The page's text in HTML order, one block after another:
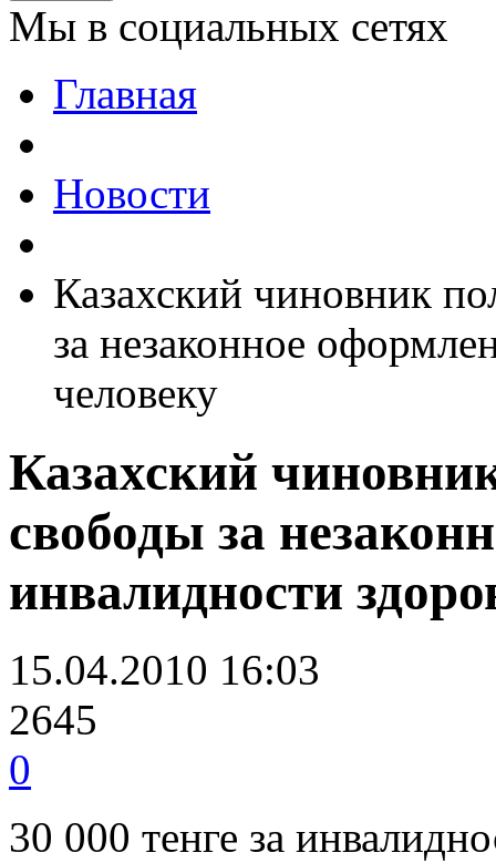
Мы в социальных сетях
Главная
Новости
Казахский чиновник
за незаконное
человеку
Казахский
свободы за
инвалидности
15.04.2010 16:03
2645
0
30 000 тенге за